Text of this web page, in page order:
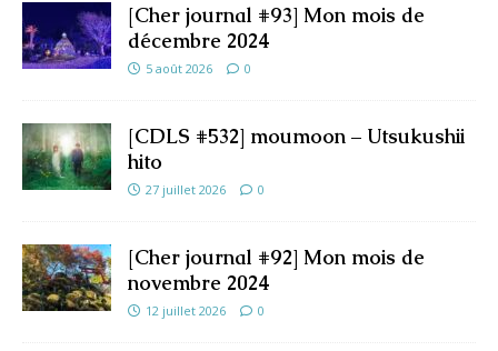
[Cher journal #93] Mon mois de
décembre 2024
5 août 2026 0
[CDLS #532] moumoon – Utsukushii
hito
27 juillet 2026 0
[Cher journal #92] Mon mois de
novembre 2024
12 juillet 2026 0